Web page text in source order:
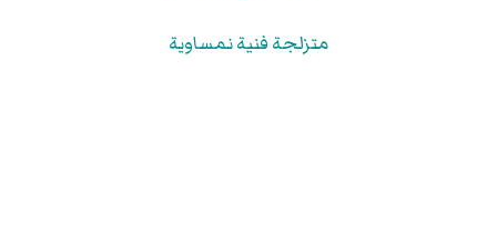
متزلجة فنية نمساوية